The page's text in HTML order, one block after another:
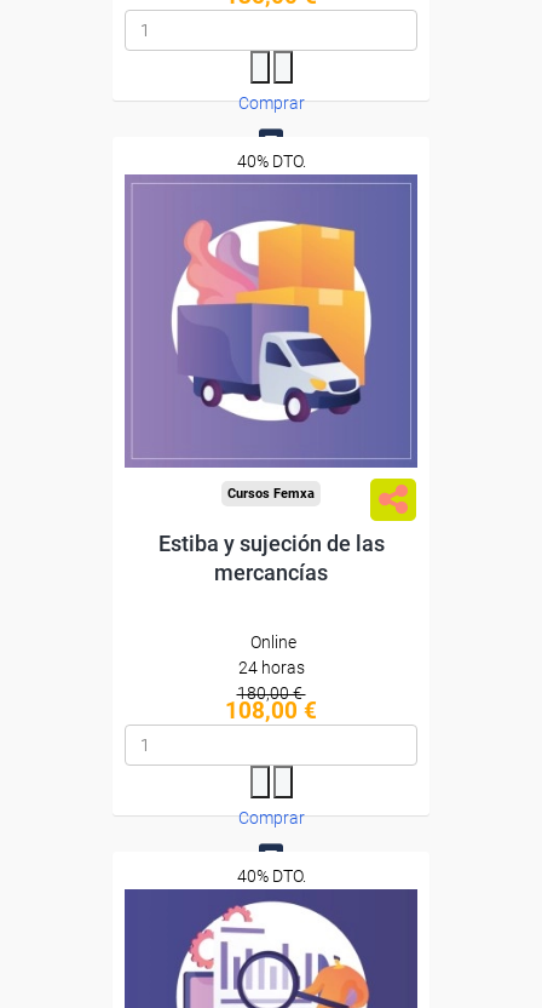
Comprar
0
40% DTO.
Descuentos especiales
Sin requisitos de acceso
Diploma
Compra segura
Cursos Femxa
Estiba y sujeción de las
mercancías
Online
24 horas
180,00 €
108,00 €
Comprar
0
40% DTO.
Descuentos especiales